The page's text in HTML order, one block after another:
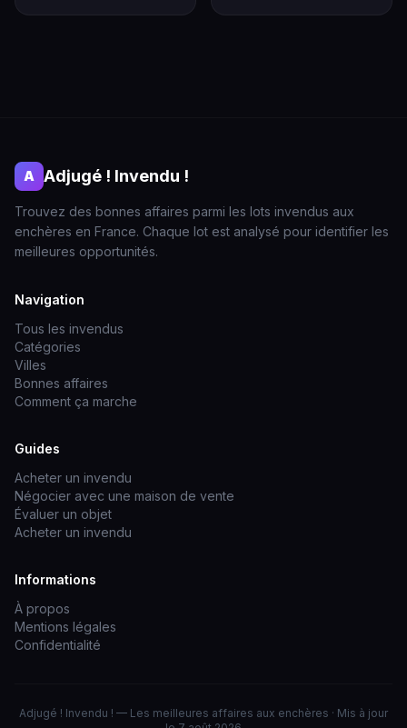
A Adjugé ! Invendu !
Trouvez des bonnes affaires parmi les lots invendus aux
enchères en France. Chaque lot est analysé pour identifier les
meilleures opportunités.
Navigation
Tous les invendus
Catégories
Villes
Bonnes affaires
Comment ça marche
Guides
Acheter un invendu
Négocier avec une maison de vente
Évaluer un objet
Acheter un invendu
Informations
À propos
Mentions légales
Confidentialité
Adjugé ! Invendu ! — Les meilleures affaires aux enchères · Mis à jour